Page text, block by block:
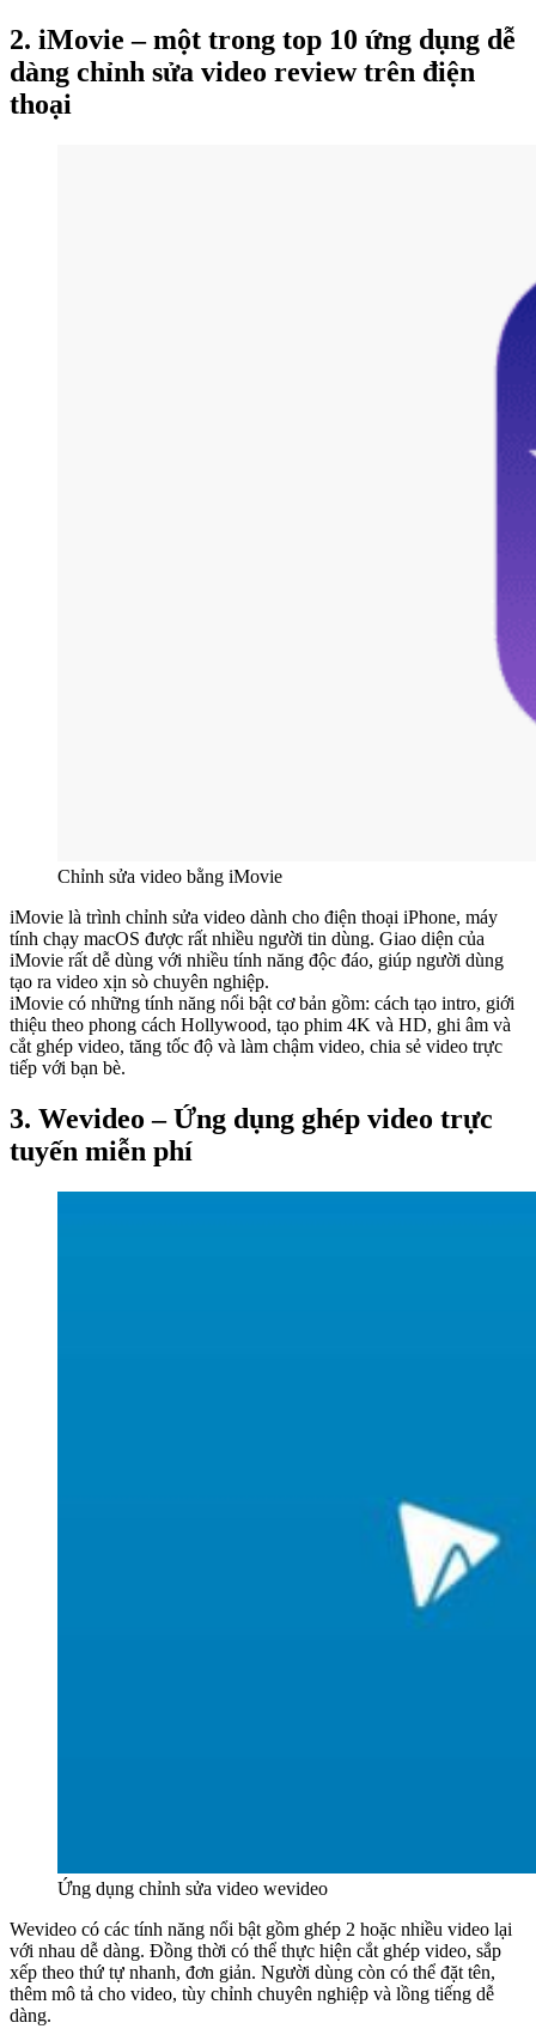
2. iMovie – một trong top 10 ứng dụng dễ
dàng chỉnh sửa video review trên điện
thoại
Chỉnh sửa video bằng iMovie
iMovie là trình chỉnh sửa video dành cho điện thoại iPhone, máy
tính chạy macOS được rất nhiều người tin dùng. Giao diện của
iMovie rất dễ dùng với nhiều tính năng độc đáo, giúp người dùng
tạo ra video xịn sò chuyên nghiệp.
iMovie có những tính năng nổi bật cơ bản gồm: cách tạo intro, giới
thiệu theo phong cách Hollywood, tạo phim 4K và HD, ghi âm và
cắt ghép video, tăng tốc độ và làm chậm video, chia sẻ video trực
tiếp với bạn bè.
3. Wevideo – Ứng dụng ghép video trực
tuyến miễn phí
Ứng dụng chỉnh sửa video wevideo
Wevideo có các tính năng nổi bật gồm ghép 2 hoặc nhiều video lại
với nhau dễ dàng. Đồng thời có thể thực hiện cắt ghép video, sắp
xếp theo thứ tự nhanh, đơn giản. Người dùng còn có thể đặt tên,
thêm mô tả cho video, tùy chỉnh chuyên nghiệp và lồng tiếng dễ
dàng.